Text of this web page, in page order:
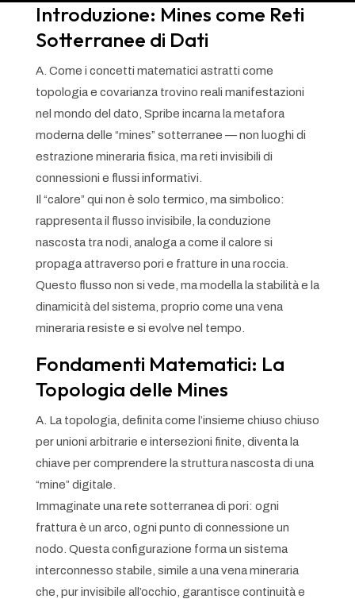
Introduzione: Mines come Reti
Sotterranee di Dati
A. Come i concetti matematici astratti come
topologia e covarianza trovino reali manifestazioni
nel mondo del dato, Spribe incarna la metafora
moderna delle “mines” sotterranee — non luoghi di
estrazione mineraria fisica, ma reti invisibili di
connessioni e flussi informativi.
Il “calore” qui non è solo termico, ma simbolico:
rappresenta il flusso invisibile, la conduzione
nascosta tra nodi, analoga a come il calore si
propaga attraverso pori e fratture in una roccia.
Questo flusso non si vede, ma modella la stabilità e la
dinamicità del sistema, proprio come una vena
mineraria resiste e si evolve nel tempo.
Fondamenti Matematici: La
Topologia delle Mines
A. La topologia, definita come l’insieme chiuso chiuso
per unioni arbitrarie e intersezioni finite, diventa la
chiave per comprendere la struttura nascosta di una
“mine” digitale.
Immaginate una rete sotterranea di pori: ogni
frattura è un arco, ogni punto di connessione un
nodo. Questa configurazione forma un sistema
interconnesso stabile, simile a una vena mineraria
che, pur invisibile all’occhio, garantisce continuità e